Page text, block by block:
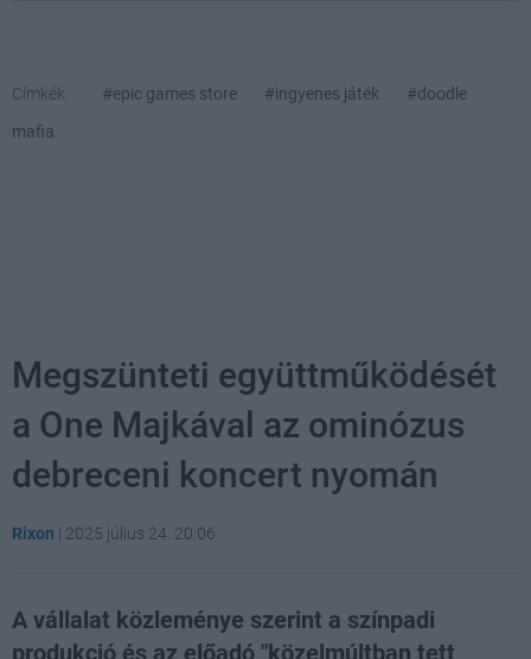
Címkék: #epic games store #ingyenes játék
#doodle
mafia
Megszünteti együttműködését
a One Majkával az ominózus
debreceni koncert nyomán
Rixon | 2025 július 24. 20:06
A vállalat közleménye szerint a színpadi
produkció és az előadó "közelmúltban tett